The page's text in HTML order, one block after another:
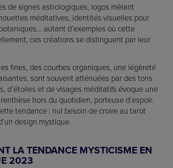
de signes astrologiques, logos mêlant
méditatives, identités visuelles pour
autant d’exemples où cette
ces créations se distinguent par leur
fines, des courbes organiques, une légèreté
sont souvent atténuées par des tons
d’étoiles et de visages méditatifs évoque une
hors du quotidien, porteuse d’espoir.
tendance : nul besoin de croire au tarot
design mystique.
LA TENDANCE MYSTICISME EN
2023